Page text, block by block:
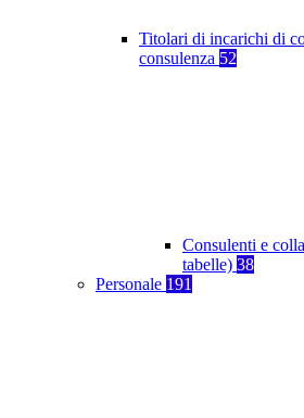
Titolari di incarichi di
consulenza 52
Consulenti e
tabelle) 38
Personale 191